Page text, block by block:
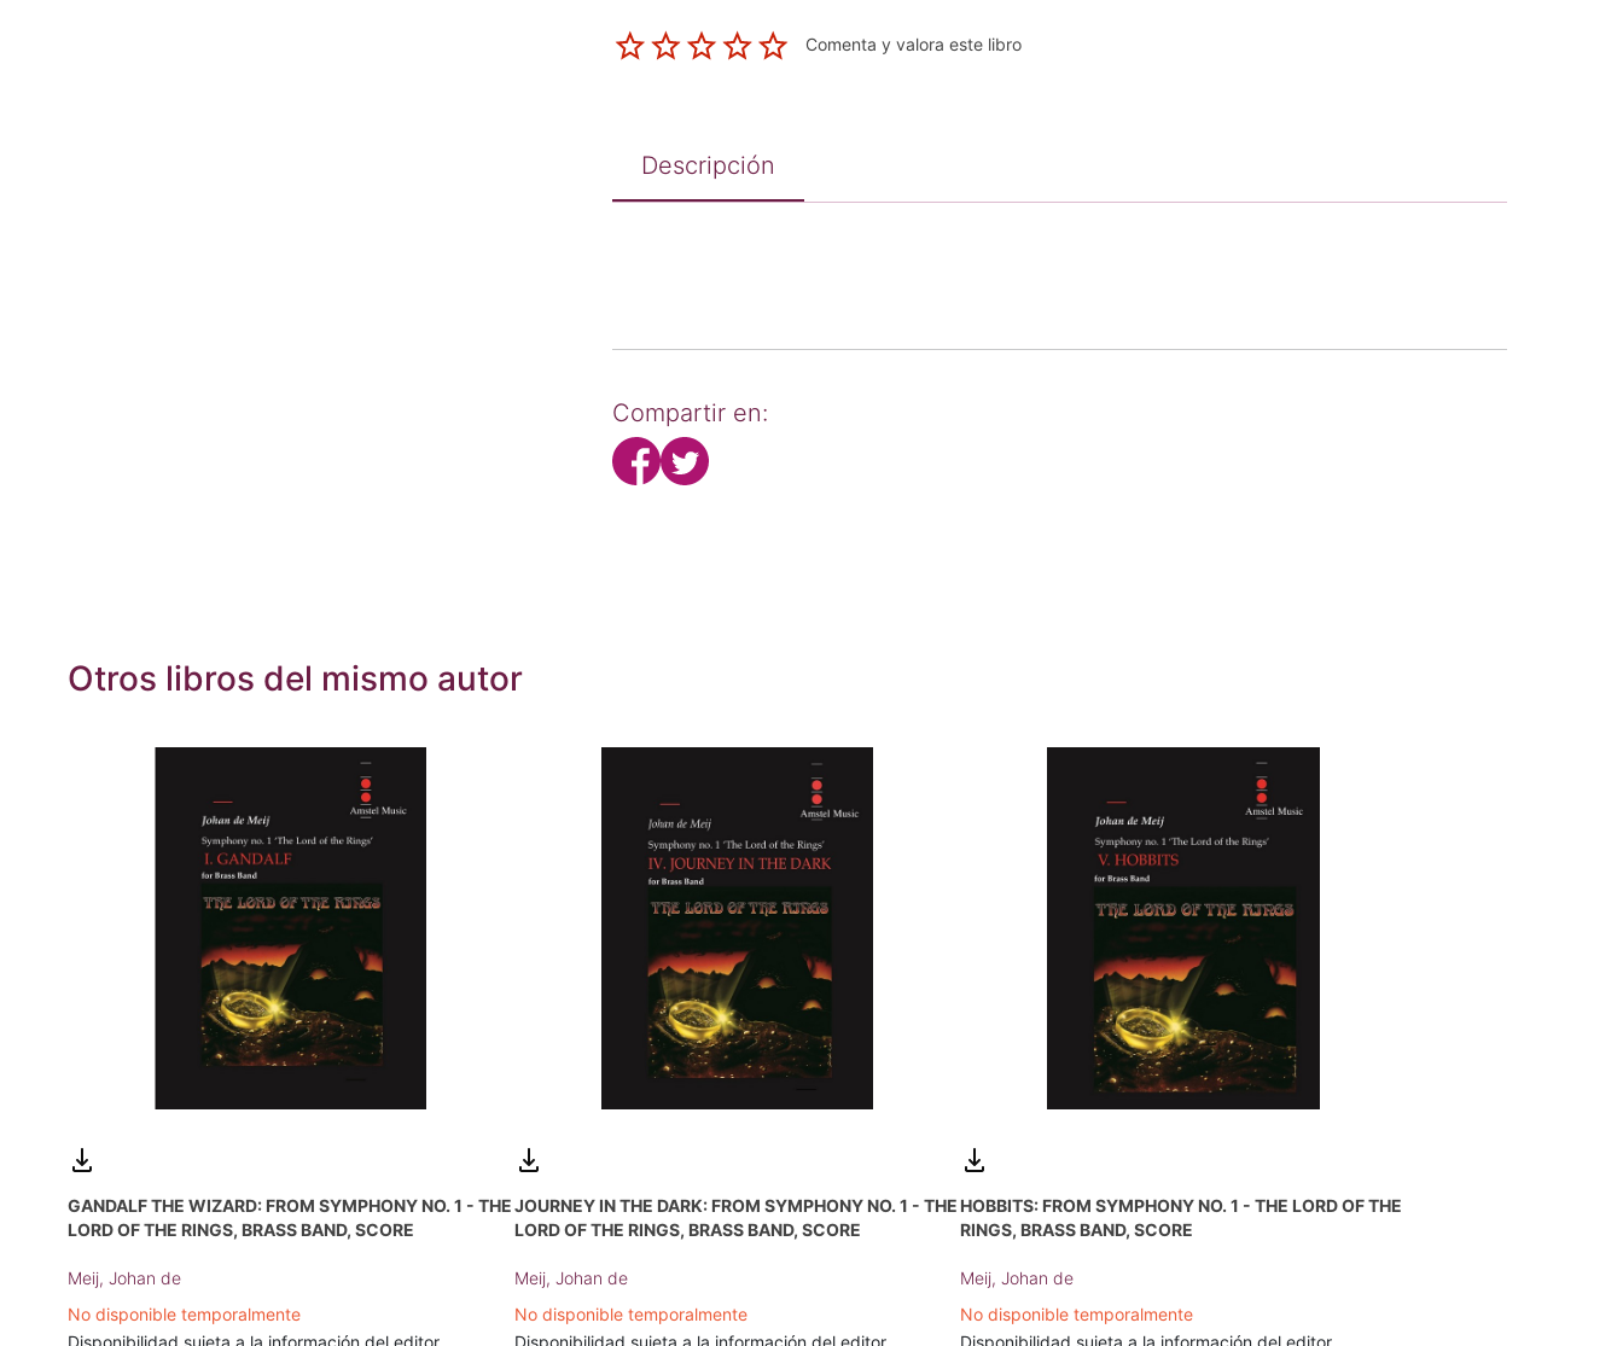
Comenta y valora este libro
Descripción
Compartir en:
Otros libros del mismo autor
GANDALF THE WIZARD: FROM SYMPHONY NO. 1 - THE
LORD OF THE RINGS, BRASS BAND, SCORE
Meij, Johan de
No disponible temporalmente
Disponibilidad sujeta a la información del editor
JOURNEY IN THE DARK: FROM SYMPHONY NO. 1 - THE
LORD OF THE RINGS, BRASS BAND, SCORE
Meij, Johan de
No disponible temporalmente
Disponibilidad sujeta a la información del editor
HOBBITS: FROM SYMPHONY NO. 1 - THE LORD OF THE
RINGS, BRASS BAND, SCORE
Meij, Johan de
No disponible temporalmente
Disponibilidad sujeta a la información del editor